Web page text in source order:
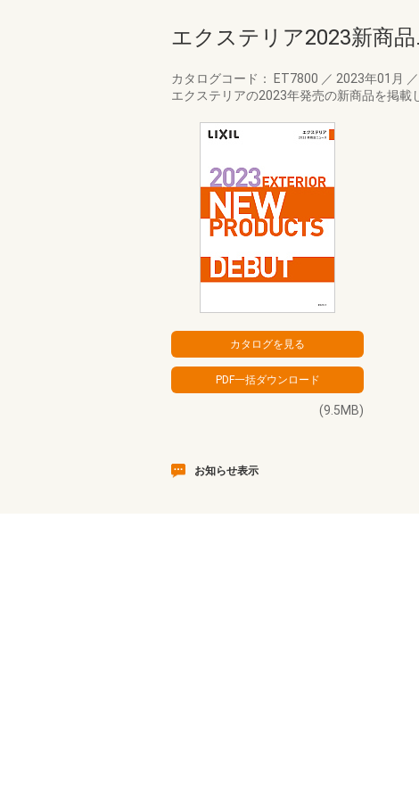
エクステリア2023新商
カタログコード： ET7800 ／ 2023年01月 ／
エクステリアの2023年発売の新商品を掲載
(9.5MB)
お知らせ表示